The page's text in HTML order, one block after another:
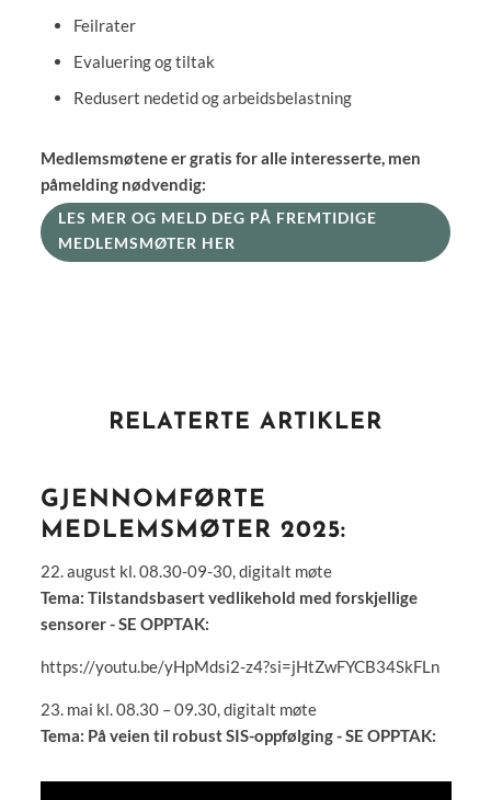
Feilrater
Evaluering og tiltak
Redusert nedetid og arbeidsbelastning
Medlemsmøtene er gratis for alle interesserte, men
påmelding nødvendig:
LES MER OG MELD DEG PÅ FREMTIDIGE
MEDLEMSMØTER HER
RELATERTE ARTIKLER
GJENNOMFØRTE
MEDLEMSMØTER 2025:
22. august kl. 08.30-09-30, digitalt møte
Tema: Tilstandsbasert vedlikehold med forskjellige
sensorer - SE OPPTAK:
https://youtu.be/yHpMdsi2-z4?si=jHtZwFYCB34SkFLn
23. mai kl. 08.30 – 09.30, digitalt møte
Tema: På veien til robust SIS-oppfølging - SE OPPTAK: